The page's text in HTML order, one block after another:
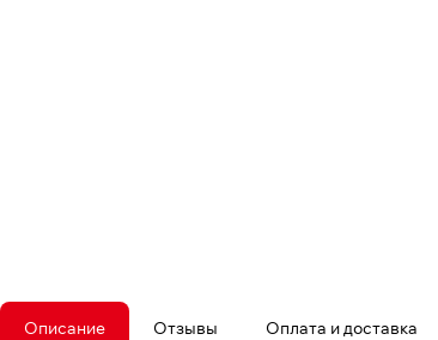
Описание Отзывы Оплата и доставка